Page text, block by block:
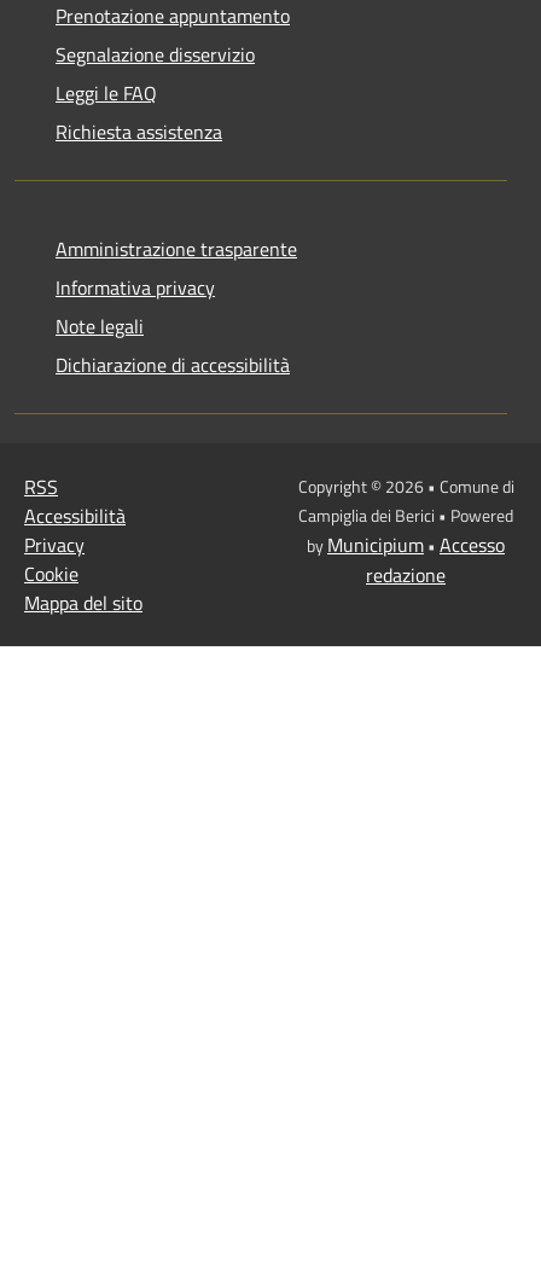
Prenotazione appuntamento
Segnalazione disservizio
Leggi le FAQ
Richiesta assistenza
Amministrazione trasparente
Informativa privacy
Note legali
Dichiarazione di accessibilità
RSS
Accessibilità
Privacy
Cookie
Mappa del sito
Copyright © 2026 • Comune di
Campiglia dei Berici • Powered
byMunicipium• Accesso
redazione